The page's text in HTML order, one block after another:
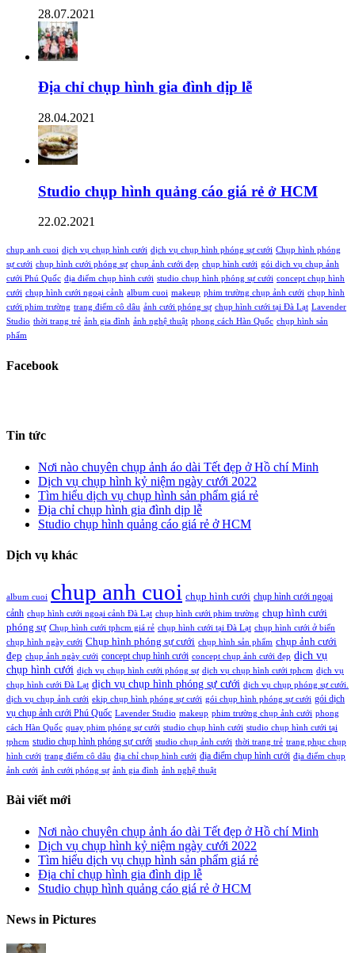
28.07.2021
Địa chỉ chụp hình gia đình dịp lễ
28.04.2021
Studio chụp hình quảng cáo giá rẻ ở HCM
22.02.2021
chup anh cuoi dịch vụ chụp hình cưới dịch vụ chụp hình phóng sự cưới Chụp hình phóng
sự cưới chụp hình cưới phóng sự chụp ảnh cưới đẹp chụp hình cưới gói dịch vụ chụp ảnh
cưới Phú Quốc địa điểm chụp hình cưới studio chụp hình phóng sự cưới concept chụp hình
cưới chụp hình cưới ngoại cảnh album cuoi makeup phim trường chụp ảnh cưới chụp hình
cưới phim trường trang điểm cô dâu ảnh cưới phóng sự chụp hình cưới tại Đà Lạt Lavender
Studio thời trang trẻ ảnh gia đình ảnh nghệ thuật phong cách Hàn Quốc chụp hình sản
phẩm
Facebook
Tin tức
Nơi nào chuyên chụp ảnh áo dài Tết đẹp ở Hồ chí Minh
Dịch vụ chụp hình kỷ niệm ngày cưới 2022
Tìm hiểu dịch vụ chụp hình sản phẩm giá rẻ
Địa chỉ chụp hình gia đình dịp lễ
Studio chụp hình quảng cáo giá rẻ ở HCM
Dịch vụ khác
album cuoi chup anh cuoi chụp hình cưới chụp hình cưới ngoại
cảnh chụp hình cưới ngoại cảnh Đà Lạt chụp hình cưới phim trường chụp hình cưới
phóng sự Chụp hình cưới tphcm giá rẻ chụp hình cưới tại Đà Lạt chụp hình cưới ở biển
chụp hình ngày cưới Chụp hình phóng sự cưới chụp hình sản phẩm chụp ảnh cưới
đẹp chụp ảnh ngày cưới concept chụp hình cưới concept chụp ảnh cưới đẹp dịch vụ
chụp hình cưới dịch vụ chụp hình cưới phóng sự dịch vụ chụp hình cưới tphcm dịch vụ
chụp hình cưới Đà Lạt dịch vụ chụp hình phóng sự cưới dịch vụ chụp phóng sự cưới.
dịch vụ chụp ảnh cưới ekip chụp hình phóng sự cưới gói chụp hình phóng sự cưới gói dịch
vụ chụp ảnh cưới Phú Quốc Lavender Studio makeup phim trường chụp ảnh cưới phong
cách Hàn Quốc quay phim phóng sự cưới studio chụp hình cưới studio chụp hình cưới tại
tphcm studio chụp hình phóng sự cưới studio chụp ảnh cưới thời trang trẻ trang phục chụp
hình cưới trang điểm cô dâu địa chỉ chụp hình cưới địa điểm chụp hình cưới địa điểm chụp
ảnh cưới ảnh cưới phóng sự ảnh gia đình ảnh nghệ thuật
Bài viết mới
Nơi nào chuyên chụp ảnh áo dài Tết đẹp ở Hồ chí Minh
Dịch vụ chụp hình kỷ niệm ngày cưới 2022
Tìm hiểu dịch vụ chụp hình sản phẩm giá rẻ
Địa chỉ chụp hình gia đình dịp lễ
Studio chụp hình quảng cáo giá rẻ ở HCM
News in Pictures